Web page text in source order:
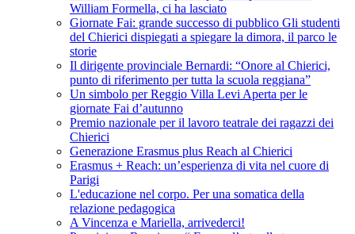
William Formella, ci ha lasciato
Giornate Fai: grande successo di pubblico Gli studenti
del Chierici dispiegati a spiegare la dimora, il parco le
storie
Il dirigente provinciale Bernardi: “Onore al Chierici,
punto di riferimento per tutta la scuola reggiana”
Un simbolo per Reggio Villa Levi Aperta per le
giornate Fai d’autunno
Premio nazionale per il lavoro teatrale dei ragazzi dei
Chierici
Generazione Erasmus plus Reach al Chierici
Erasmus + Reach: un’esperienza di vita nel cuore di
Parigi
L'educazione nel corpo. Per una somatica della
relazione pedagogica
A Vincenza e Mariella, arrivederci!